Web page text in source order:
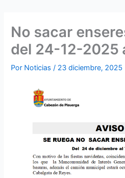
No sacar
del 24-12-2025
Por Noticias/ 23 diciembre, 2025